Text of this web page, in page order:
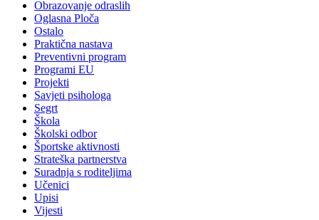
Obrazovanje odraslih
Oglasna Ploča
Ostalo
Praktična nastava
Preventivni program
Programi EU
Projekti
Savjeti psihologa
Segrt
Škola
Školski odbor
Športske aktivnosti
Strateška partnerstva
Suradnja s roditeljima
Učenici
Upisi
Vijesti